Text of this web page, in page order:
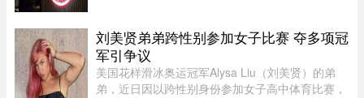
旨在简化运营模式，将更 ...
刘美贤弟弟跨性别参加女子比赛 夺多项冠
军引争议
美国花样滑冰奥运冠军Alysa Liu（刘美贤）的弟
弟，近日因以跨性别身份参加女子高中体育比赛，